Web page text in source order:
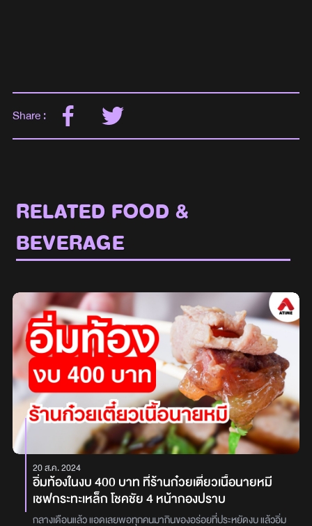
Share :
RELATED FOOD &
BEVERAGE
20 ส.ค. 2024
อิ่มท้องในงบ 400 บาท ที่ร้านก๋วยเตี๋ยวเนื้อนายหมี
เชฟกระทะเหล็ก โชคชัย 4 หน้ากองปราบ
กลางเดือนแล้ว แอดเลยพอทุกคนมากินของอร่อยที่ประหยัดงบ แล้วอิ่ม